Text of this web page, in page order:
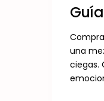
una
ciegas.